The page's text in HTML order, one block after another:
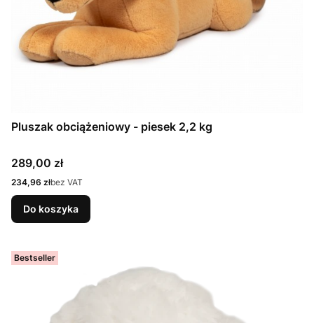
Pluszak obciążeniowy - piesek 2,2 kg
Cena
289,00 zł
Cena
234,96 złbez VAT
Do koszyka
Bestseller